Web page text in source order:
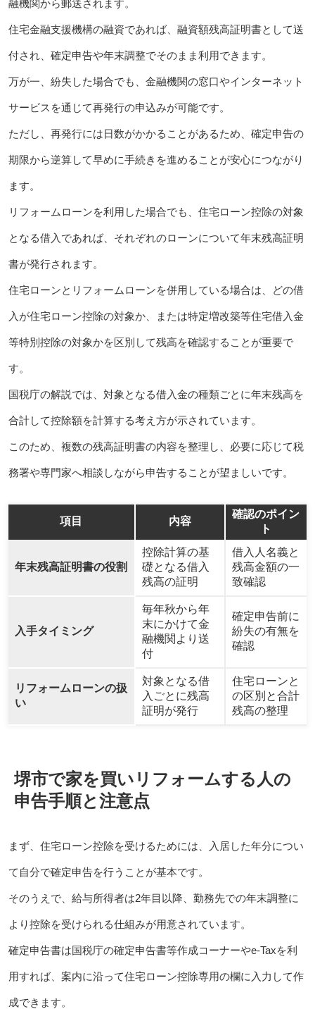
融機関から郵送されます。
住宅金融支援機構の融資であれば、融資額残高証明書として送
付され、確定申告や年末調整でそのまま利用できます。
万が一、紛失した場合でも、金融機関の窓口やインターネット
サービスを通じて再発行の申込みが可能です。
ただし、再発行には日数がかかることがあるため、確定申告の
期限から逆算して早めに手続きを進めることが安心につながり
ます。
リフォームローンを利用した場合でも、住宅ローン控除の対象
となる借入であれば、それぞれのローンについて年末残高証明
書が発行されます。
住宅ローンとリフォームローンを併用している場合は、どの借
入が住宅ローン控除の対象か、または特定増改築等住宅借入金
等特別控除の対象かを区別して残高を確認することが重要で
す。
国税庁の解説では、対象となる借入金の種類ごとに年末残高を
合計して控除額を計算する考え方が示されています。
このため、複数の残高証明書の内容を整理し、必要に応じて税
務署や専門家へ相談しながら申告することが望ましいです。
項目 内容
確認のポイン
ト
年末残高証明書の役割
控除計算の基
礎となる借入
残高の証明
借入人名義と
残高金額の一
致確認
入手タイミング
毎年秋から年
末にかけて金
融機関より送
付
確定申告前に
紛失の有無を
確認
リフォームローンの扱
い
対象となる借
入ごとに残高
証明が発行
住宅ローンと
の区別と合計
残高の整理
堺市で家を買いリフォームする人の
申告手順と注意点
まず、住宅ローン控除を受けるためには、入居した年分につい
て自分で確定申告を行うことが基本です。
そのうえで、給与所得者は2年目以降、勤務先での年末調整に
より控除を受けられる仕組みが用意されています。
確定申告書は国税庁の確定申告書等作成コーナーやe‑Taxを利
用すれば、案内に沿って住宅ローン控除専用の欄に入力して作
成できます。